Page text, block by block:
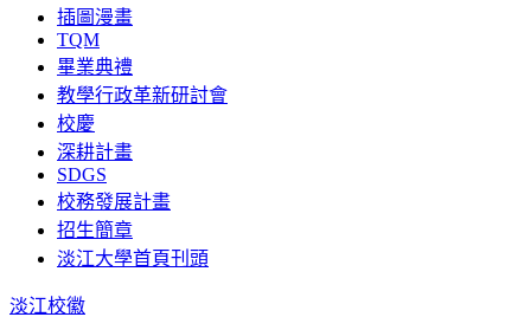
插圖漫畫
TQM
畢業典禮
教學行政革新研討會
校慶
深耕計畫
SDGS
校務發展計畫
招生簡章
淡江大學首頁刊頭
淡江校徽